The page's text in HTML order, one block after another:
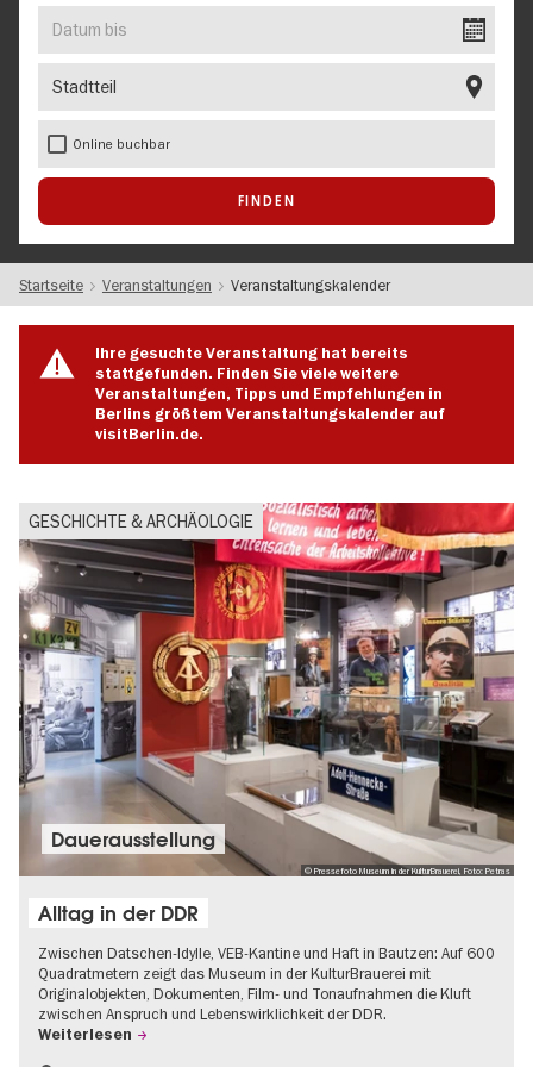
bis
Online buchbar
Startseite Veranstaltungen Veranstaltungskalender
Ihre gesuchte Veranstaltung hat bereits
stattgefunden. Finden Sie viele weitere
Veranstaltungen, Tipps und Empfehlungen in
Berlins größtem Veranstaltungskalender auf
visitBerlin.de.
GESCHICHTE & ARCHÄOLOGIE
© Pressefoto Museum in der KulturBrauerei, Foto: Petras
Dauer­aus­stel­lung
Alltag in der DDR
Zwischen Datschen-Idylle, VEB-Kantine und Haft in Bautzen: Auf 600
Quadratmetern zeigt das Museum in der KulturBrauerei mit
Originalobjekten, Dokumenten, Film- und Tonaufnahmen die Kluft
zwischen Anspruch und Lebenswirklichkeit der DDR.
Weiterlesen